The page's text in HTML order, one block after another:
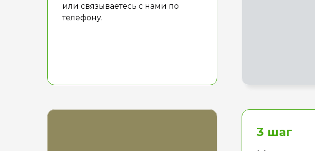
или связываетесь с нами по
телефону.
3 шаг